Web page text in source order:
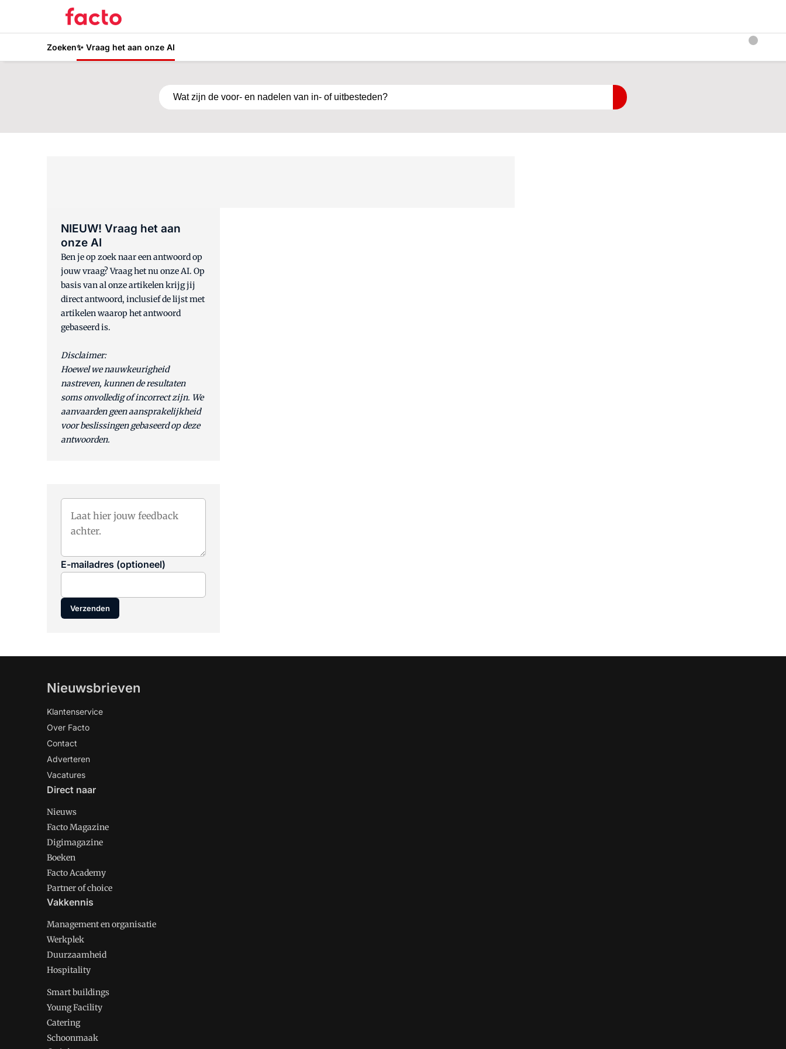
Zoeken✨ Vraag het aan onze AI
Stel hier je vraag
NIEUW! Vraag het aan
onze AI
Ben je op zoek naar een antwoord op
jouw vraag? Vraag het nu onze AI. Op
basis van al onze artikelen krijg jij
direct antwoord, inclusief de lijst met
artikelen waarop het antwoord
gebaseerd is.
Disclaimer:
Hoewel we nauwkeurigheid
nastreven, kunnen de resultaten
soms onvolledig of incorrect zijn. We
aanvaarden geen aansprakelijkheid
voor beslissingen gebaseerd op deze
antwoorden.
E-mailadres (optioneel)
Verzenden
Nieuwsbrieven
Klantenservice
Over Facto
Contact
Adverteren
Vacatures
Direct naar
Nieuws
Facto Magazine
Digimagazine
Boeken
Facto Academy
Partner of choice
Vakkennis
Management en organisatie
Werkplek
Duurzaamheid
Hospitality
Smart buildings
Young Facility
Catering
Schoonmaak